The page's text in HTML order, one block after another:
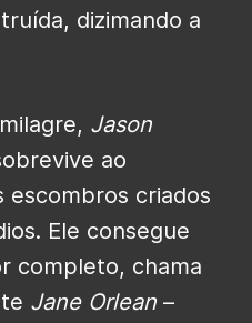
dizimando a
Jason
ao
escombros criados
Ele consegue
completo, chama
Jane Orlean –